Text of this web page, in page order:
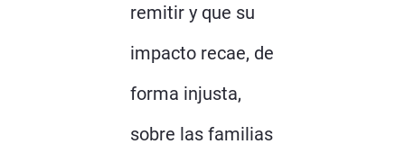
remitir y que su
impacto recae, de
forma injusta,
sobre las familias